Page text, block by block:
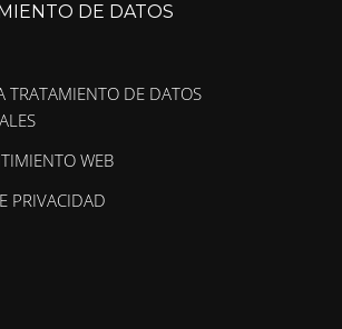
DE DATOS
TRATAMIENTO DE DATOS
WEB
PRIVACIDAD